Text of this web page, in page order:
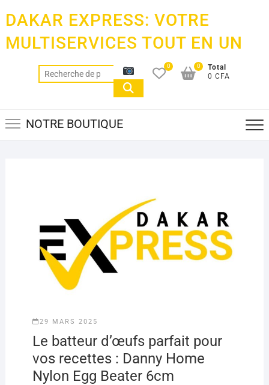
content
DAKAR EXPRESS: VOTRE
MULTISERVICES TOUT EN UN
Recherche
pour :
0
Total
0 CFA
0
NOTRE BOUTIQUE
29 MARS 2025
Le batteur d’œufs parfait pour
vos recettes : Danny Home
Nylon Egg Beater 6cm